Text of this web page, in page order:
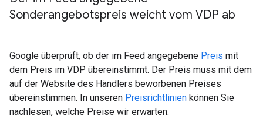
Sonderangebotspreis weicht vom VDP ab
Google überprüft, ob der im Feed angegebene Preis mit
dem Preis im VDP übereinstimmt. Der Preis muss mit dem
auf der Website des Händlers beworbenen Preises
übereinstimmen. In unseren Preisrichtlinien können Sie
nachlesen, welche Preise wir erwarten.